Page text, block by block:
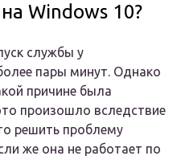
Windows 10?
службы у
пары минут. Однако
причине была
произошло вследствие
решить проблему
же она не работает по